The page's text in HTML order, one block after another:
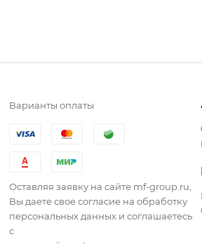
Варианты оплаты
Оставляя заявку на сайте mf-group.ru,
Вы даете свое согласие на обработку
персональных данных и соглашаетесь
с